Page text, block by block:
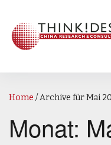
Home /Archive für Mai
Monat: